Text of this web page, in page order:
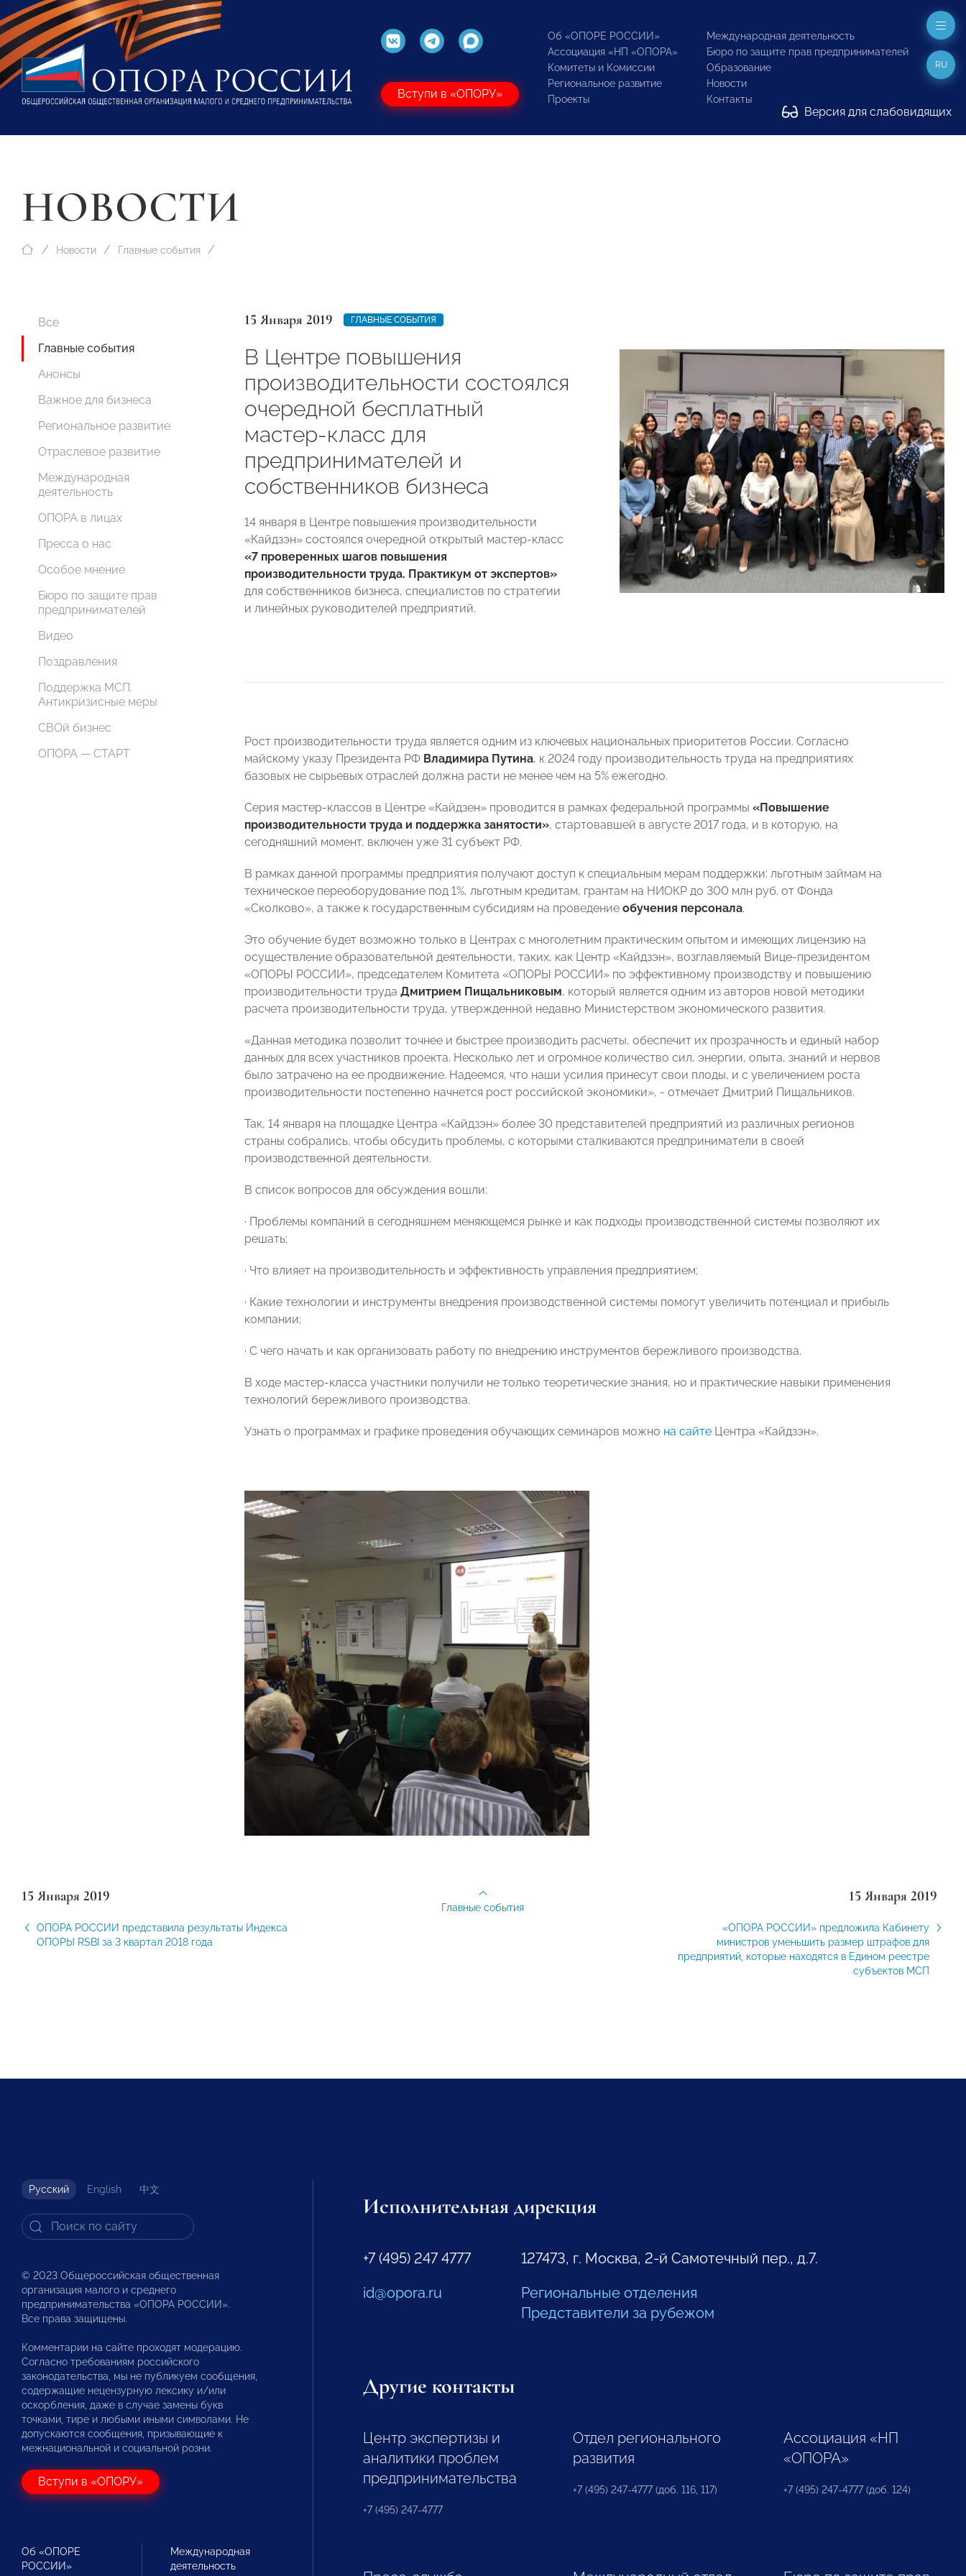
Вступи в «ОПОРУ»
Об «ОПОРЕ РОССИИ»
Ассоциация «НП «ОПОРА»
Комитеты и Комиссии
Региональное развитие
Проекты
Международная деятельность
Бюро по защите прав предпринимателей
Образование
Новости
Контакты
Версия для слабовидящих
RU
НОВОСТИ
Новости Главные события
Все
Главные события
Анонсы
Важное для бизнеса
Региональное развитие
Отраслевое развитие
Международная
деятельность
ОПОРА в лицах
Пресса о нас
Особое мнение
Бюро по защите прав
предпринимателей
Видео
Поздравления
Поддержка МСП.
Антикризисные меры
СВОй бизнес
ОПОРА — СТАРТ
15 Января 2019 ГЛАВНЫЕ СОБЫТИЯ
В Центре повышения
производительности состоялся
очередной бесплатный
мастер-класс для
предпринимателей и
собственников бизнеса
14 января в Центре повышения производительности
«Кайдзэн» состоялся очередной открытый мастер-класс
«7 проверенных шагов повышения
производительности труда. Практикум от экспертов»
для собственников бизнеса, специалистов по стратегии
и линейных руководителей предприятий.
Рост производительности труда является одним из ключевых национальных приоритетов России. Согласно
майскому указу Президента РФ Владимира Путина, к 2024 году производительность труда на предприятиях
базовых не сырьевых отраслей должна расти не менее чем на 5% ежегодно.
Серия мастер-классов в Центре «Кайдзен» проводится в рамках федеральной программы «Повышение
производительности труда и поддержка занятости», стартовавшей в августе 2017 года, и в которую, на
сегодняшний момент, включен уже 31 субъект РФ.
В рамках данной программы предприятия получают доступ к специальным мерам поддержки: льготным займам на
техническое переоборудование под 1%, льготным кредитам, грантам на НИОКР до 300 млн руб. от Фонда
«Сколково», а также к государственным субсидиям на проведение обучения персонала.
Это обучение будет возможно только в Центрах с многолетним практическим опытом и имеющих лицензию на
осуществление образовательной деятельности, таких, как Центр «Кайдзэн», возглавляемый Вице-президентом
«ОПОРЫ РОССИИ», председателем Комитета «ОПОРЫ РОССИИ» по эффективному производству и повышению
производительности труда Дмитрием Пищальниковым, который является одним из авторов новой методики
расчета производительности труда, утвержденной недавно Министерством экономического развития.
«Данная методика позволит точнее и быстрее производить расчеты, обеспечит их прозрачность и единый набор
данных для всех участников проекта. Несколько лет и огромное количество сил, энергии, опыта, знаний и нервов
было затрачено на ее продвижение. Надеемся, что наши усилия принесут свои плоды, и с увеличением роста
производительности постепенно начнется рост российской экономики», - отмечает Дмитрий Пищальников.
Так, 14 января на площадке Центра «Кайдзэн» более 30 представителей предприятий из различных регионов
страны собрались, чтобы обсудить проблемы, с которыми сталкиваются предприниматели в своей
производственной деятельности.
В список вопросов для обсуждения вошли:
· Проблемы компаний в сегодняшнем меняющемся рынке и как подходы производственной системы позволяют их
решать;
· Что влияет на производительность и эффективность управления предприятием;
· Какие технологии и инструменты внедрения производственной системы помогут увеличить потенциал и прибыль
компании;
· С чего начать и как организовать работу по внедрению инструментов бережливого производства.
В ходе мастер-класса участники получили не только теоретические знания, но и практические навыки применения
технологий бережливого производства.
Узнать о программах и графике проведения обучающих семинаров можно на сайте Центра «Кайдзэн».
15 Января 2019
ОПОРА РОССИИ представила результаты Индекса
ОПОРЫ RSBI за 3 квартал 2018 года
15 Января 2019
«ОПОРА РОССИИ» предложила Кабинету
министров уменьшить размер штрафов для
предприятий, которые находятся в Едином реестре
субъектов МСП
Главные события
Русский English 中文
© 2023 Общероссийская общественная
организация малого и среднего
предпринимательства «ОПОРА РОССИИ».
Все права защищены.
Комментарии на сайте проходят модерацию.
Согласно требованиям российского
законодательства, мы не публикуем сообщения,
содержащие нецензурную лексику и/или
оскорбления, даже в случае замены букв
точками, тире и любыми иными символами. Не
допускаются сообщения, призывающие к
межнациональной и социальной розни.
Вступи в «ОПОРУ»
Об «ОПОРЕ
РОССИИ»
Международная
деятельность
Исполнительная дирекция
+7 (495) 247 4777
id@opora.ru
127473, г. Москва, 2-й Самотечный пер., д.7.
Региональные отделения
Представители за рубежом
Другие контакты
Центр экспертизы и
аналитики проблем
предпринимательства
+7 (495) 247-4777
Отдел регионального
развития
+7 (495) 247-4777 (доб. 116, 117)
Ассоциация «НП
«ОПОРА»
+7 (495) 247-4777 (доб. 124)